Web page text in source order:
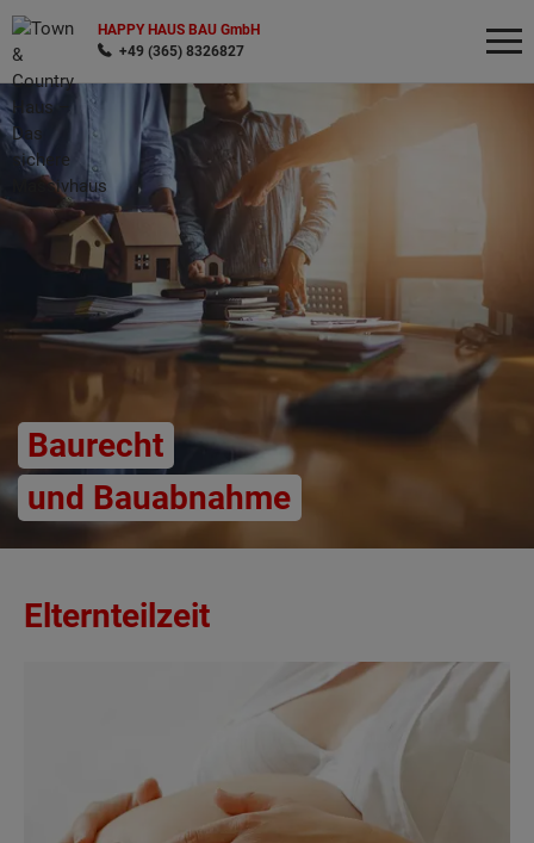
HAPPY HAUS BAU GmbH
+49 (365) 8326827
Baurecht
und Bauabnahme
Elternteilzeit
Wonach möchten Sie suchen?